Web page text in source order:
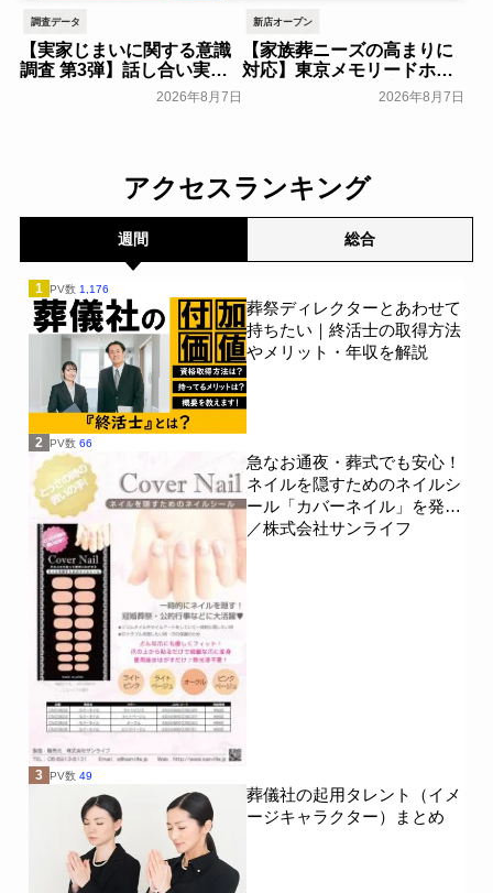
調査データ
【実家じまいに関する意識
調査 第3弾】話し合い実施
率は29.5％で前回から低
下。「大相続時代」でも家
2026年8月7日
新店オープン
【家族葬ニーズの高まりに
対応】東京メモリードホー
ルに貸切型家族葬空間『第
８ホール～Living～』オー
2026年8月7日
アクセスランキング
週間 総合
1 PV数 1,176
葬祭ディレクターとあわせて
持ちたい｜終活士の取得方法
やメリット・年収を解説
2 PV数 66
急なお通夜・葬式でも安心！
ネイルを隠すためのネイルシ
ール「カバーネイル」を発売
／株式会社サンライフ
3 PV数 49
葬儀社の起用タレント（イメ
ージキャラクター）まとめ